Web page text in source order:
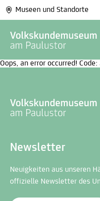
Museen und Standorte
Oops, an error occurred!
Newsletter
Neuigkeiten aus unseren
offizielle Newsletter des